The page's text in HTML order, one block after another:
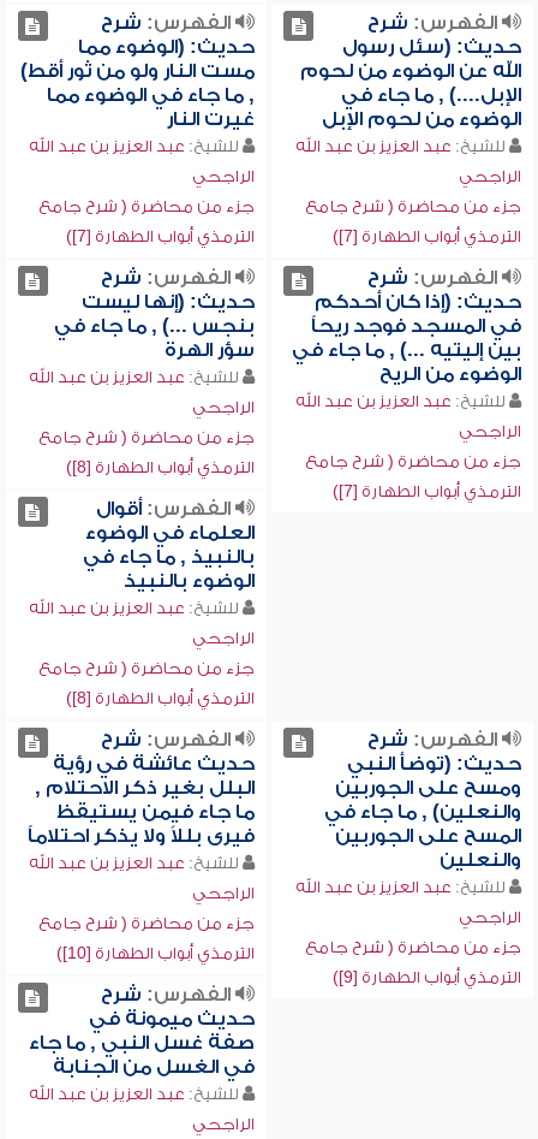
الفهرس: شرح
حديث: (سئل رسول
الله عن الوضوء من لحوم
الإبل....) , ما جاء في
الوضوء من لحوم الإبل
للشيخ: عبد العزيز بن عبد الله
الراجحي
جزء من محاضرة ( شرح جامع
الترمذي أبواب الطهارة [7])
الفهرس: شرح
حديث: (الوضوء مما
مست النار ولو من ثور أقط)
, ما جاء في الوضوء مما
غيرت النار
للشيخ: عبد العزيز بن عبد الله
الراجحي
جزء من محاضرة ( شرح جامع
الترمذي أبواب الطهارة [7])
الفهرس: شرح
حديث: (إذا كان أحدكم
في المسجد فوجد ريحاً
بين إليتيه ...) , ما جاء في
الوضوء من الريح
للشيخ: عبد العزيز بن عبد الله
الراجحي
جزء من محاضرة ( شرح جامع
الترمذي أبواب الطهارة [7])
الفهرس: شرح
حديث: (إنها ليست
بنجس ...) , ما جاء في
سؤر الهرة
للشيخ: عبد العزيز بن عبد الله
الراجحي
جزء من محاضرة ( شرح جامع
الترمذي أبواب الطهارة [8])
الفهرس:أقوال
العلماء في الوضوء
بالنبيذ , ما جاء في
الوضوء بالنبيذ
للشيخ: عبد العزيز بن عبد الله
الراجحي
جزء من محاضرة ( شرح جامع
الترمذي أبواب الطهارة [8])
الفهرس: شرح
حديث: (توضأ النبي
ومسح على الجوربين
والنعلين) , ما جاء في
المسح على الجوربين
والنعلين
للشيخ: عبد العزيز بن عبد الله
الراجحي
جزء من محاضرة ( شرح جامع
الترمذي أبواب الطهارة [9])
الفهرس: شرح
حديث عائشة في رؤية
البلل بغير ذكر الاحتلام ,
ما جاء فيمن يستيقظ
فيرى بللاً ولا يذكر احتلاماً
للشيخ: عبد العزيز بن عبد الله
الراجحي
جزء من محاضرة ( شرح جامع
الترمذي أبواب الطهارة [10])
الفهرس: شرح
حديث ميمونة في
صفة غسل النبي , ما جاء
في الغسل من الجنابة
للشيخ: عبد العزيز بن عبد الله
الراجحي